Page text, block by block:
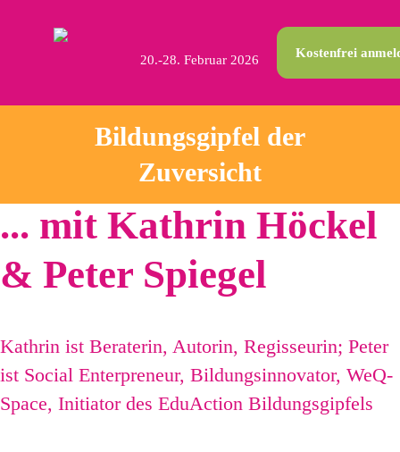
20.-28. Februar 2026 Kostenfrei
Bildungsgipfel der
Zuversicht
... mit Kathrin Höckel
& Peter Spiegel
Kathrin ist Beraterin, Autorin, Regisseurin; Peter
ist Social Enterpreneur, Bildungsinnovator, WeQ-
Space, Initiator des EduAction Bildungsgipfels